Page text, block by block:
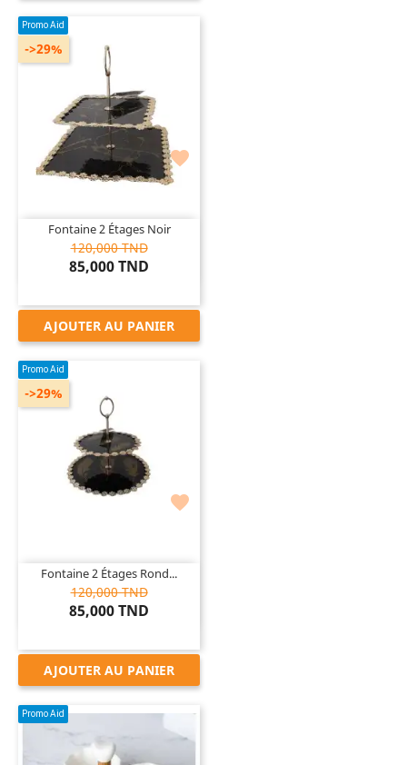

Promo Aid
Fontaine 2 Étages Noir
120,000 TND
85,000 TND
->29%
AJOUTER AU PANIER

Promo Aid
Fontaine 2 Étages Rond...
120,000 TND
85,000 TND
->29%
AJOUTER AU PANIER
Promo Aid